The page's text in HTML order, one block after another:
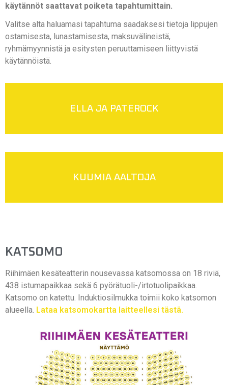
käytännöt saattavat poiketa tapahtumittain.
Valitse alta haluamasi tapahtuma saadaksesi tietoja lippujen
ostamisesta, lunastamisesta, maksuvälineistä,
ryhmämyynnistä ja esitysten peruuttamiseen liittyvistä
käytännöistä.
ELLA JA PATEROCK
KUUMIA AALTOJA
KATSOMO
Riihimäen kesäteatterin nousevassa katsomossa on 18 riviä,
438 istumapaikkaa sekä 6 pyörätuoli-/irtotuolipaikkaa.
Katsomo on katettu. Induktiosilmukka toimii koko katsomon
alueella. Lataa katsomokartta laitteellesi tästä.